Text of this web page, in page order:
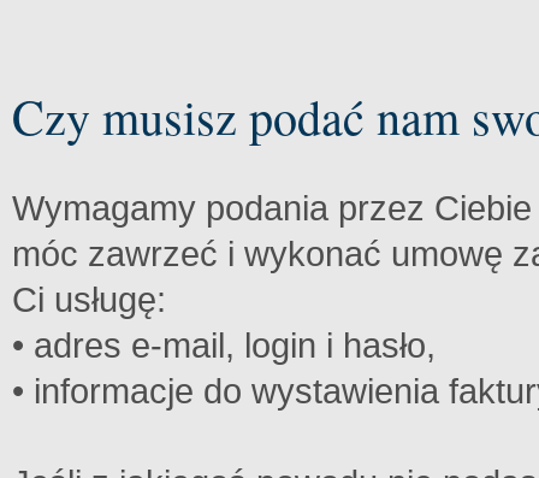
Czy musisz podać nam
Wymagamy podania przez
móc zawrzeć i wykonać umowę
Ci usługę:
• adres e-mail, login i hasło,
• informacje do wystawienia